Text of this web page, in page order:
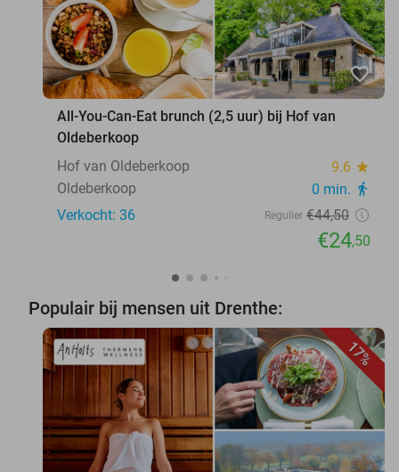
favorite_border
All-You-Can-Eat brunch (2,5 uur) bij Hof van
Oldeberkoop
Hof van Oldeberkoop
9.6 star
Oldeberkoop 0 min. directions_walk
Verkocht: 36 Regulier €44,50
€24,50
Populair bij mensen uit Drenthe:
17%